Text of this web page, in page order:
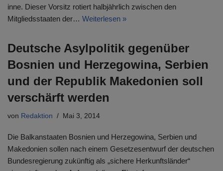
inne. Dieser Vorsitz rotiert halbjährlich zwischen den
Mitgliedsstaaten der… Weiterlesen »
Deutsche Asylpolitik gegenüber
Bosnien und Herzegowina, Serbien
und der Republik Makedonien soll
verschärft werden
von Redaktion Mai 3, 2014
Die Balkanstaaten Bosnien und Herzegowina, Serbien und
Makedonien sollen nach einem Gesetzesentwurf der deutschen
Bundesregierung zukünftig als „sichere Herkunftsländer“